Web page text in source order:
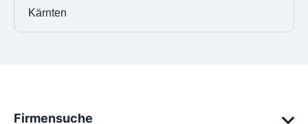
Kärnten
Firmensuche